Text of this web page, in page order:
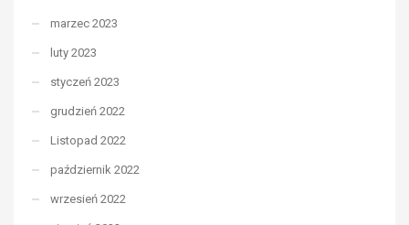
marzec 2023
luty 2023
styczeń 2023
grudzień 2022
Listopad 2022
październik 2022
wrzesień 2022